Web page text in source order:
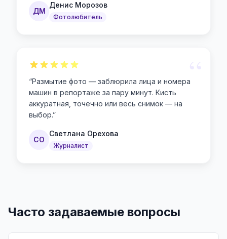
ДМ
Денис Морозов
Фотолюбитель
“
“Размытие фото — заблюрила лица и номера
машин в репортаже за пару минут. Кисть
аккуратная, точечно или весь снимок — на
выбор.”
СО
Светлана Орехова
Журналист
Часто задаваемые вопросы